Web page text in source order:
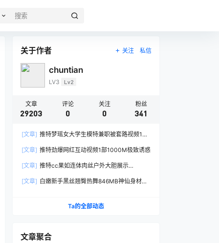
关于作者 关注 私信
chuntian
LV3 Lv2
文章
29203
评论
0
关注
0
粉丝
341
[文章] 推特梦瑶女大学生模特兼职被套路视频1部
[文章] 推特劲爆网红互动视频1部1000M极致诱惑
[文章] 推特cc果如连体肉丝户外大胆展示
[文章] 白嫩新手黑丝翘臀热舞846MB神仙身材太
Ta的全部动态
文章聚合